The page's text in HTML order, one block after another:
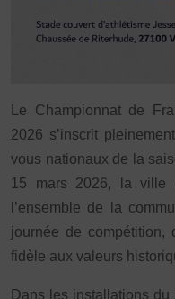
FORMATION
BAFA
Officiel·les
Responsable
Formateur.trice.s
ORGANISME DE
Certificat de
Le Championnat de
2026 s’inscrit
vous nationaux de la
15 mars 2026, la ville
l’ensemble de la
journée de compétition,
fidèle aux valeurs
Dans les installations du